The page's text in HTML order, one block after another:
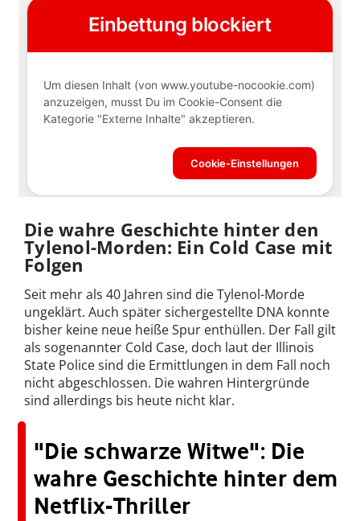
Die wahre Geschichte hinter den
Tylenol-Morden: Ein Cold Case mit
Folgen
Seit mehr als 40 Jahren sind die Tylenol-Morde
ungeklärt. Auch später sichergestellte DNA konnte
bisher keine neue heiße Spur enthüllen. Der Fall gilt
als sogenannter Cold Case, doch laut der Illinois
State Police sind die Ermittlungen in dem Fall noch
nicht abgeschlossen. Die wahren Hintergründe
sind allerdings bis heute nicht klar.
"Die schwarze Witwe": Die
wahre Geschichte hinter dem
Netflix-Thriller